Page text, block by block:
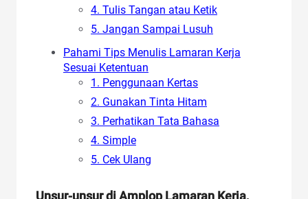
4. Tulis Tangan atau Ketik
5. Jangan Sampai Lusuh
Pahami Tips Menulis Lamaran Kerja
Sesuai Ketentuan
1. Penggunaan Kertas
2. Gunakan Tinta Hitam
3. Perhatikan Tata Bahasa
4. Simple
5. Cek Ulang
Unsur-unsur di Amplop Lamaran Kerja,